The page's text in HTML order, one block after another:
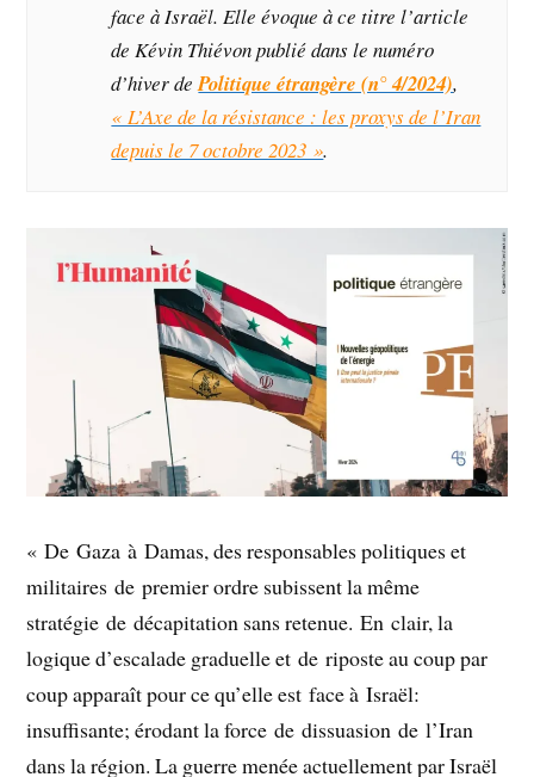
face à Israël. Elle évoque à ce titre l’article
de Kévin Thiévon publié dans le numéro
d’hiver dePolitique étrangère (n° 4/2024),
« L’Axe de la résistance : les proxys de l’Iran
depuis le 7 octobre 2023 ».
« De Gaza à Damas, des responsables politiques et
militaires de premier ordre subissent la même
stratégie de décapitation sans retenue. En clair, la
logique d’escalade graduelle et de riposte au coup par
coup apparaît pour ce qu’elle est face à Israël:
insuffisante; érodant la force de dissuasion de l’Iran
dans la région. La guerre menée actuellement par Israël